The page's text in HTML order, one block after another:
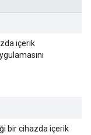
içerik
bir cihazda içerik